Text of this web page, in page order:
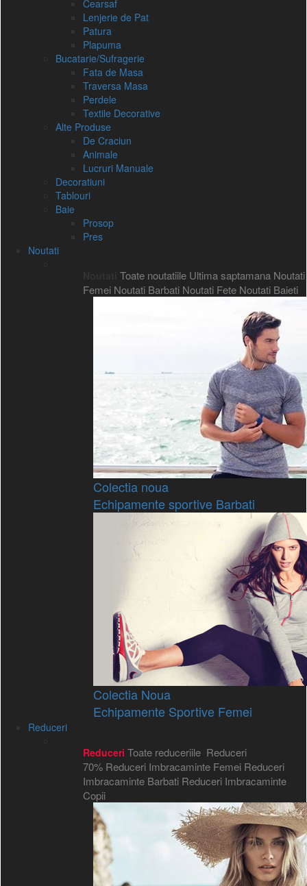
Cearsaf
Lenjerie de Pat
Patura
Plapuma
Bucatarie/Sufragerie
Fata de Masa
Traversa Masa
Perdele
Textile Decorative
Alte Produse
De Craciun
Animale
Lucruri Manuale
Decoratiuni
Tablouri
Baie
Prosop
Pres
Noutati
Toate noutatiile Ultima saptamana Noutati
Femei Noutati Barbati Noutati Fete Noutati Baieti
Colectia noua
Echipamente sportive Barbati
Colectia Noua
Echipamente Sportive Femei
Reduceri
Reduceri Toate reduceriile Reduceri
70% Reduceri Imbracaminte Femei Reduceri
Imbracaminte Barbati Reduceri Imbracaminte
Copii